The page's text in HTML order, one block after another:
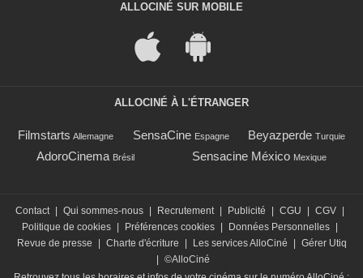
ALLOCINÉ SUR MOBILE
ALLOCINÉ À L'ÉTRANGER
Filmstarts Allemagne SensaCine Espagne Beyazperde Turquie
AdoroCinema Brésil Sensacine México Mexique
Contact Qui sommes-nous Recrutement Publicité CGU CGV
Politique de cookies
Préférences cookies Données Personnelles
Revue de presse
Charte d'écriture Les services AlloCiné
Gérer Utiq
©AlloCiné